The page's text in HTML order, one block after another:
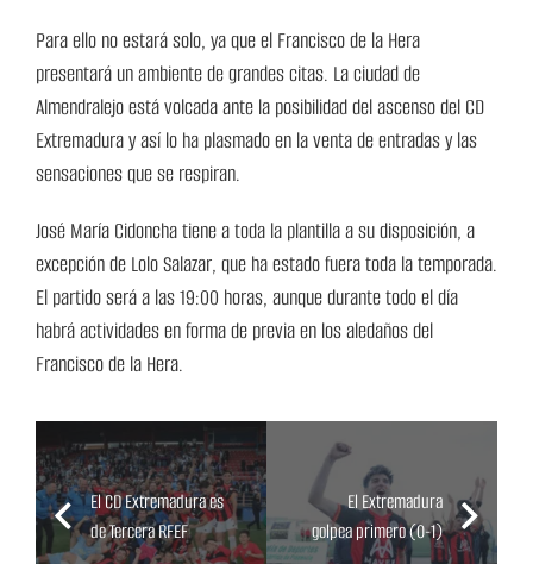
Para ello no estará solo, ya que el Francisco de la Hera
presentará un ambiente de grandes citas. La ciudad de
Almendralejo está volcada ante la posibilidad del ascenso del CD
Extremadura y así lo ha plasmado en la venta de entradas y las
sensaciones que se respiran.
José María Cidoncha tiene a toda la plantilla a su disposición, a
excepción de Lolo Salazar, que ha estado fuera toda la temporada.
El partido será a las 19:00 horas, aunque durante todo el día
habrá actividades en forma de previa en los aledaños del
Francisco de la Hera.
El CD Extremadura es
de Tercera RFEF
El Extremadura
golpea primero (0-1)